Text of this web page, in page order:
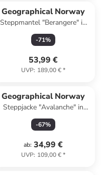
Geographical Norway
Steppmantel "Berangere" in
Rosa
-71%
53,99 €
UVP: 189,00 €*
Geographical Norway
Steppjacke "Avalanche" in
Schwarz
-67%
ab: 34,99 €
UVP: 109,00 €*